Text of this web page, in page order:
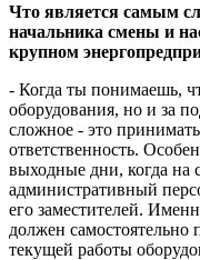
Что является самым
начальника смены и
крупном
- Когда ты понимаешь,
оборудования, но и за
сложное - это
ответственность.
выходные дни, когда на
административный
его заместителей.
должен самостоятельно
текущей работы